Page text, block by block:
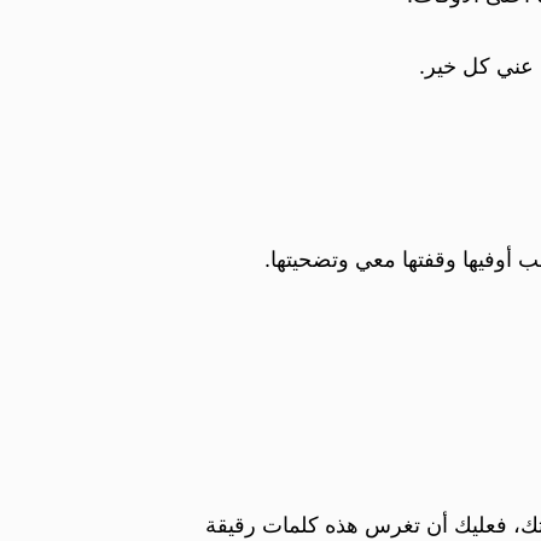
عني كل خير.
أوفيها وقفتها معي وتضحيتها.
فعليك أن تغرس هذه كلمات رقيقة